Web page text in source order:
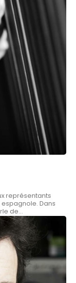
représentants
Dans
de...